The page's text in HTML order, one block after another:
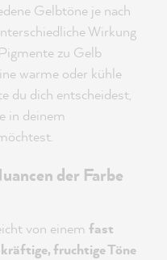
Gelbtöne je nach
Wirkung
zu Gelb
warme oder kühle
du dich entscheidest,
in deinem
der Farbe
von einem fast
fruchtige Töne